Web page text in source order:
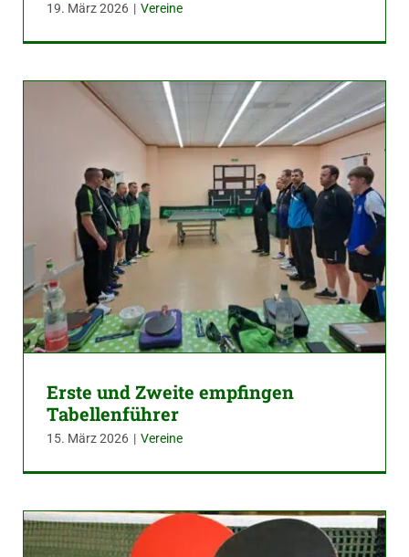
19. März 2026 | Vereine
Erste und Zweite empfingen
Tabellenführer
15. März 2026 | Vereine